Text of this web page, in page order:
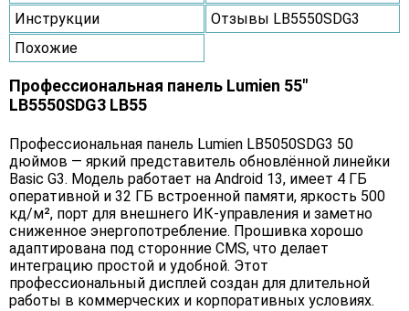
Инструкции
Отзывы LB5550SDG3
Похожие
Профессиональная панель Lumien 55"
LB5550SDG3 LB55
Профессиональная панель Lumien LB5050SDG3 50
дюймов — яркий представитель обновлённой линейки
Basic G3. Модель работает на Android 13, имеет 4 ГБ
оперативной и 32 ГБ встроенной памяти, яркость 500
кд/м², порт для внешнего ИК-управления и заметно
сниженное энергопотребление. Прошивка хорошо
адаптирована под сторонние CMS, что делает
интеграцию простой и удобной. Этот
профессиональный дисплей создан для длительной
работы в коммерческих и корпоративных условиях.